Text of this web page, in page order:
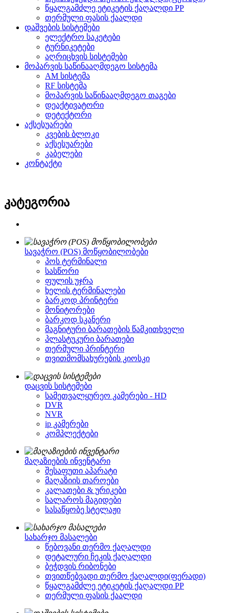
წყალგამძლე ეტიკეტის ქაღალდი PP
თერმული ფასის ქაალდი
დაშვების სისტემები
ელექტრო საკეტები
ტურნიკეტები
აღრიცხვის სისტემები
მოპარვის საწინააღმდეგო სისტემა
AM სისტემა
RF სისტემა
მოპარვის საწინააღმდეგო თაგები
დეაქტივატორი
დეტექტორი
აქსესუარები
კვების ბლოკი
აქსესუარები
კაბელები
კონტაქტი
კატეგორია
სავაჭრო (POS) მოწყობილობები
პოს ტერმინალი
სასწორი
ფულის უჯრა
ხელის ტერმინალები
ბარკოდ პრინტერი
მონიტორები
ბარკოდ სკანერი
მაგნიტური ბარათების წამკითხველი
პლასტუკური ბარათები
თერმული პრინტერი
თვითმომსახურების კიოსკი
დაცვის სისტემები
სამეთვალყურეო კამერები - HD
DVR
NVR
ip კამერები
კომპლექტები
მაღაზიების ინვენტარი
შესაფუთი აპარატი
მაღაზიის თაროები
კალათები & ურიკები
სალაროს მაგიდები
სასაწყობე სტელაჟი
სახარჯო მასალები
წებოვანი თერმო ქაღალდი
დეტალური ჩეკის ქაღალდი
ბეჭდვის რიბონები
თვითწებვადი თერმო ქაღალდი(ფერადი)
წყალგამძლე ეტიკეტის ქაღალდი PP
თერმული ფასის ქაალდი